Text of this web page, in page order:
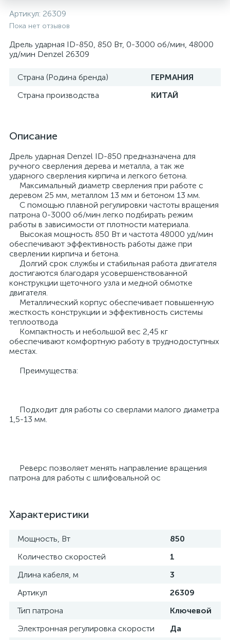
Артикул: 26309
Пока нет отзывов
Дрель ударная ID-850, 850 Вт, 0-3000 об/мин, 48000
уд/мин Denzel 26309
Страна (Родина бренда)
ГЕРМАНИЯ
Страна производства
КИТАЙ
Описание
Дрель ударная Denzel ID-850 предназначена для
ручного сверления дерева и металла, а так же
ударного сверления кирпича и легкого бетона.
Максимальный диаметр сверления при работе с
деревом 25 мм, металлом 13 мм и бетоном 13 мм.
С помощью плавной регулировки частоты вращения
патрона 0-3000 об/мин легко подбирать режим
работы в зависимости от плотности материала.
Высокая мощность 850 Вт и частота 48000 уд/мин
обеспечивают эффективность работы даже при
сверлении кирпича и бетона.
Долгий срок службы и стабильная работа двигателя
достигаются благодаря усовершенствованной
конструкции щеточного узла и медной обмотке
двигателя.
Металлический корпус обеспечивает повышенную
жесткость конструкции и эффективность системы
теплоотвода
Компактность и небольшой вес 2,45 кг
обеспечивают комфортную работу в труднодоступных
местах.
Преимущества:
Подходит для работы со сверлами малого диаметра
1,5-13 мм.
Реверс позволяет менять направление вращения
патрона для работы с шлифовальной ос
Характеристики
Мощность, Вт
850
Количество скоростей
1
Длина кабеля, м
3
Артикул
26309
Тип патрона
Ключевой
Электронная регулировка скорости
Да